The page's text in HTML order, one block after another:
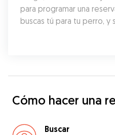
para programar una
buscas tú para tu perro, y
Cómo hacer una
Buscar